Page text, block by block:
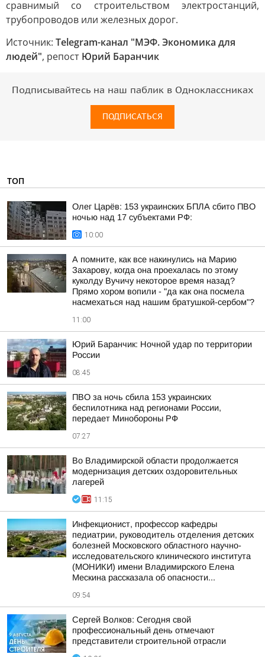
сравнимый со строительством электростанций,
трубопроводов или железных дорог.
Источник: Telegram-канал "МЭФ. Экономика для
людей", репост Юрий Баранчик
Подписывайтесь на наш паблик в Одноклассниках
ПОДПИСАТЬСЯ
ТОП
Олег Царёв: 153 украинских БПЛА сбито ПВО
ночью над 17 субъектами РФ:
10:00
А помните, как все накинулись на Марию
Захарову, когда она проехалась по этому
куколду Вучичу некоторое время назад?
Прямо хором вопили - "да как она посмела
насмехаться над нашим братушкой-сербом"?
11:00
Юрий Баранчик: Ночной удар по территории
России
08:45
ПВО за ночь сбила 153 украинских
беспилотника над регионами России,
передает Минобороны РФ
07:27
Во Владимирской области продолжается
модернизация детских оздоровительных
лагерей
11:15
Инфекционист, профессор кафедры
педиатрии, руководитель отделения детских
болезней Московского областного научно-
исследовательского клинического института
(МОНИКИ) имени Владимирского Елена
Мескина рассказала об опасности...
09:54
Сергей Волков: Сегодня свой
профессиональный день отмечают
представители строительной отрасли